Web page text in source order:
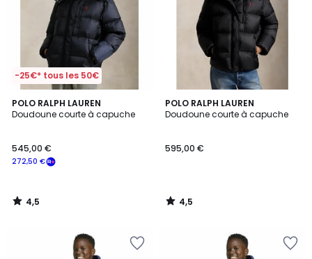
-25€* tous les 50€
POLO RALPH LAUREN
Doudoune courte à capuche
272,50 €
545,00 €
4,5
/ 5
4,5
/
POLO RALPH LAUREN
Doudoune courte à capuche
595,00 €
4,5
/ 5
4,5
/